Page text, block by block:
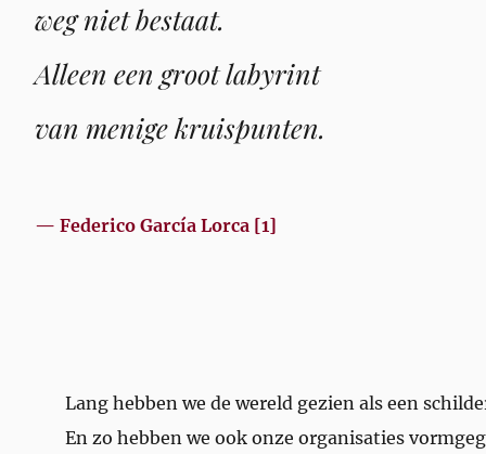
weg niet bestaat.
Alleen een groot labyrint
van menige kruispunten.
— Federico García Lorca [1]
Lang hebben we de wereld gezien als een
En zo hebben we ook onze organisaties